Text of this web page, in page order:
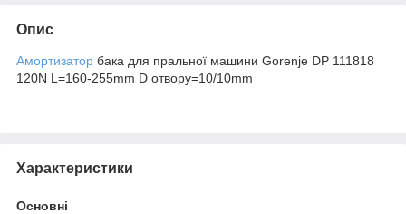
Опис
Амортизатор бака для пральної машини Gorenje DP 111818
120N L=160-255mm D отвору=10/10mm
Характеристики
Основні